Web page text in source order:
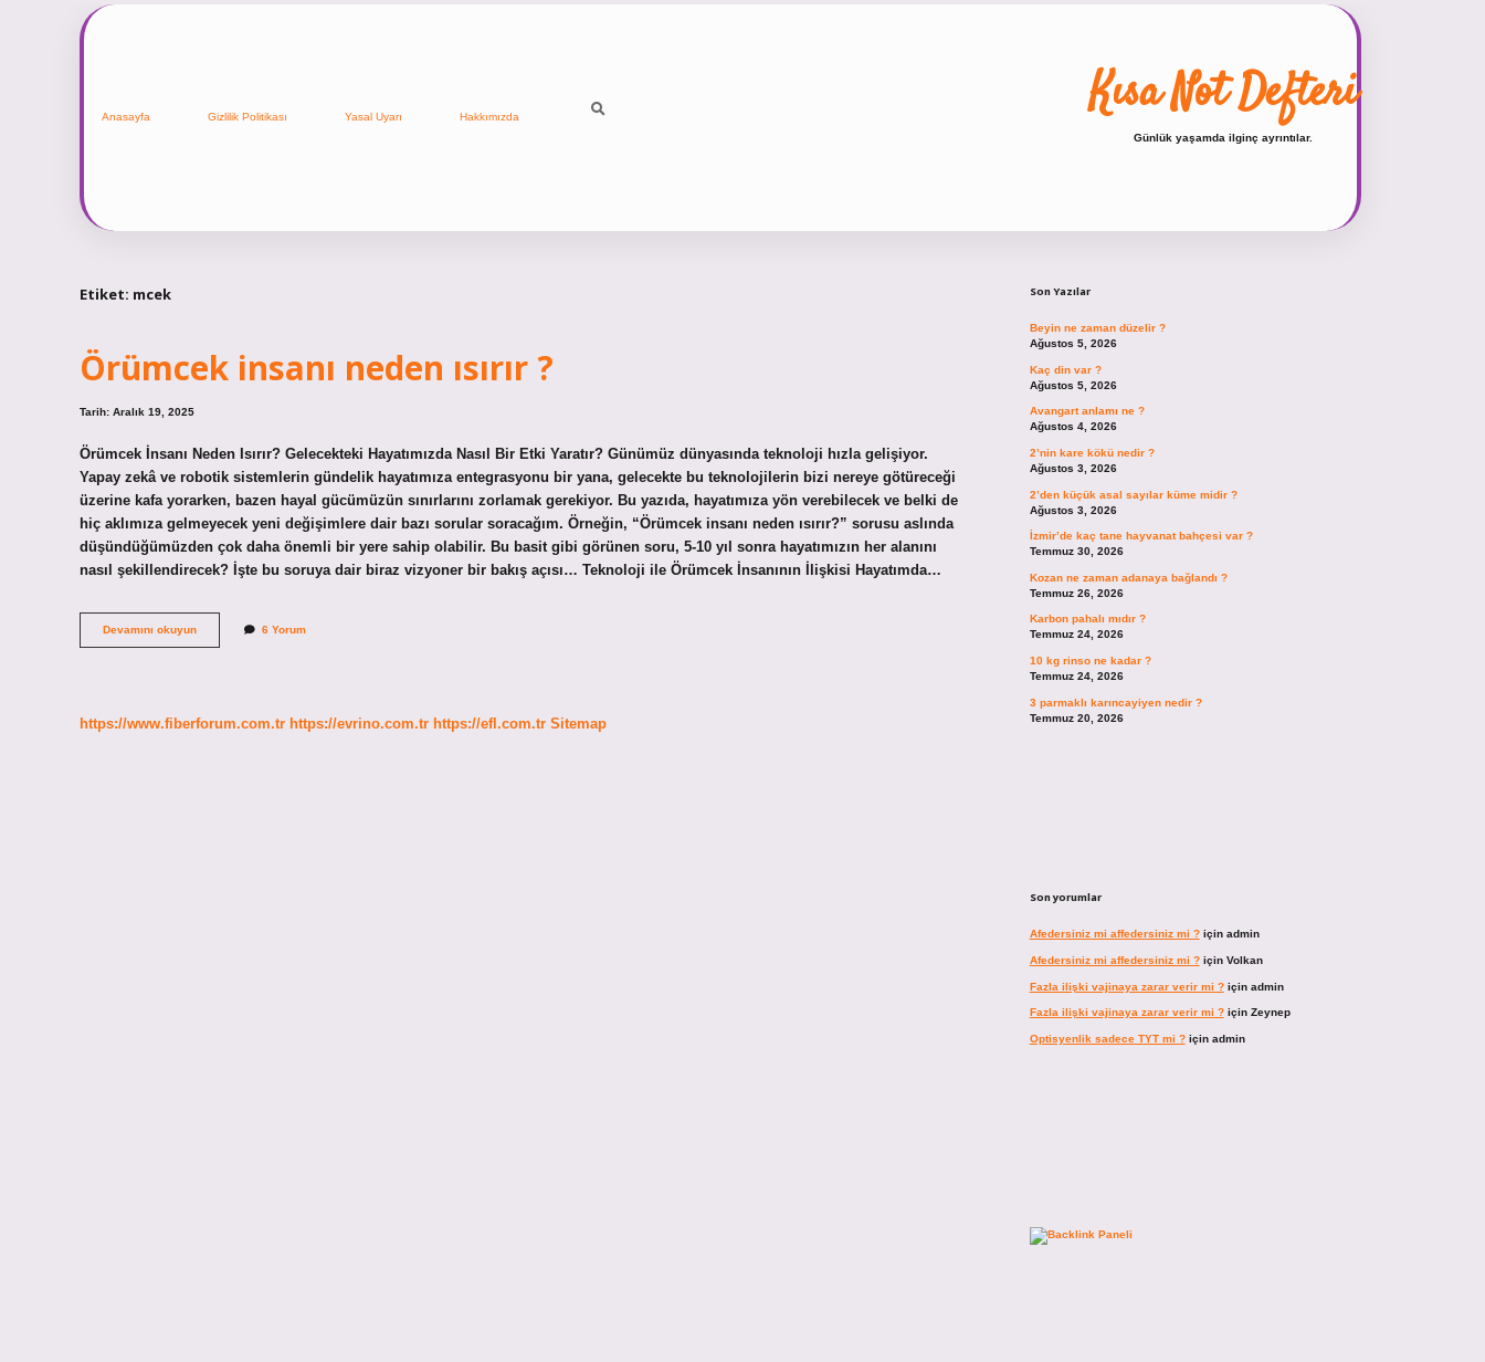
Anasayfa Gizlilik Politikası Yasal Uyarı Hakkımızda Kısa Not Defteri
Günlük yaşamda ilginç ayrıntılar.
Etiket: mcek
Örümcek insanı neden ısırır ?
Tarih: Aralık 19, 2025
Örümcek İnsanı Neden Isırır? Gelecekteki Hayatımızda Nasıl Bir Etki Yaratır? Günümüz dünyasında teknoloji hızla gelişiyor.
Yapay zekâ ve robotik sistemlerin gündelik hayatımıza entegrasyonu bir yana, gelecekte bu teknolojilerin bizi nereye götüreceği
üzerine kafa yorarken, bazen hayal gücümüzün sınırlarını zorlamak gerekiyor. Bu yazıda, hayatımıza yön verebilecek ve belki de
hiç aklımıza gelmeyecek yeni değişimlere dair bazı sorular soracağım. Örneğin, “Örümcek insanı neden ısırır?” sorusu aslında
düşündüğümüzden çok daha önemli bir yere sahip olabilir. Bu basit gibi görünen soru, 5-10 yıl sonra hayatımızın her alanını
nasıl şekillendirecek? İşte bu soruya dair biraz vizyoner bir bakış açısı… Teknoloji ile Örümcek İnsanının İlişkisi Hayatımda…
Devamını okuyunÖrümcek
insanı
6 Yorum
https://www.fiberforum.com.tr https://evrino.com.tr https://efl.com.tr Sitemap
Son Yazılar
Beyin ne zaman düzelir ?
Ağustos 5, 2026
Kaç din var ?
Ağustos 5, 2026
Avangart anlamı ne ?
Ağustos 4, 2026
2’nin kare kökü nedir ?
Ağustos 3, 2026
2’den küçük asal sayılar küme midir ?
Ağustos 3, 2026
İzmir’de kaç tane hayvanat bahçesi var ?
Temmuz 30, 2026
Kozan ne zaman adanaya bağlandı ?
Temmuz 26, 2026
Karbon pahalı mıdır ?
Temmuz 24, 2026
10 kg rinso ne kadar ?
Temmuz 24, 2026
3 parmaklı karıncayiyen nedir ?
Temmuz 20, 2026
Son yorumlar
Afedersiniz mi affedersiniz mi ?için admin
Afedersiniz mi affedersiniz mi ?için Volkan
Fazla ilişki vajinaya zarar verir mi ?için admin
Fazla ilişki vajinaya zarar verir mi ?için Zeynep
Optisyenlik sadece TYT mi ?için admin